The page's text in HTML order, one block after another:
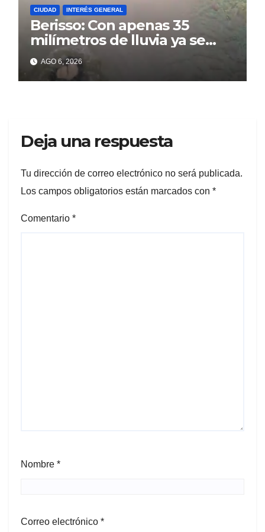
CIUDAD INTERÉS GENERAL
Berisso: Con apenas 35
milímetros de lluvia ya se
sienten los problemas
AGO 6, 2026
Deja una respuesta
Tu dirección de correo electrónico no será publicada.
Los campos obligatorios están marcados con *
Comentario *
Nombre *
Correo electrónico *